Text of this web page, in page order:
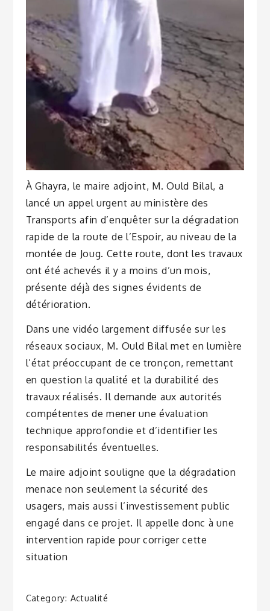
À Ghayra, le maire adjoint, M. Ould Bilal, a
lancé un appel urgent au ministère des
Transports afin d’enquêter sur la dégradation
rapide de la route de l’Espoir, au niveau de la
montée de Joug. Cette route, dont les travaux
ont été achevés il y a moins d’un mois,
présente déjà des signes évidents de
détérioration.
Dans une vidéo largement diffusée sur les
réseaux sociaux, M. Ould Bilal met en lumière
l’état préoccupant de ce tronçon, remettant
en question la qualité et la durabilité des
travaux réalisés. Il demande aux autorités
compétentes de mener une évaluation
technique approfondie et d’identifier les
responsabilités éventuelles.
Le maire adjoint souligne que la dégradation
menace non seulement la sécurité des
usagers, mais aussi l’investissement public
engagé dans ce projet. Il appelle donc à une
intervention rapide pour corriger cette
situation
Category: Actualité